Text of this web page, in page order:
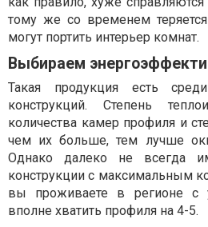
тому же со временем
могут портить интерьер комнат.
Выбираем
Такая продукция есть
конструкций. Степень
количества камер профиля и
чем их больше, тем лучше
Однако далеко не всегда
конструкции с максимальным
вы проживаете в регионе с
вполне хватить профиля на 4-5.